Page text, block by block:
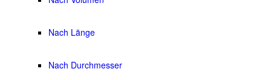
Nach Länge
Nach Durchmesser